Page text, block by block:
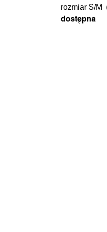
rozmiar S/M
dostępna